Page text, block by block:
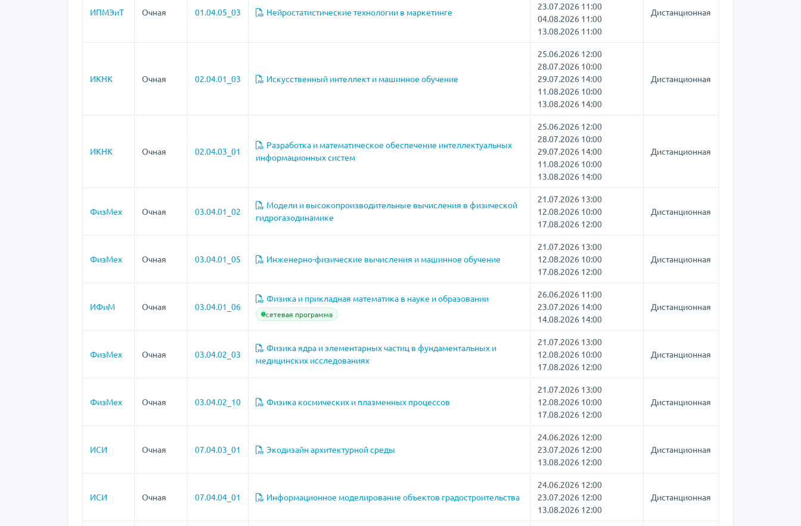
ИПМЭиТ Очная 01.04.05_03 Нейростатистические технологии в маркетинге
23.07.2026 11:00
04.08.2026 11:00
13.08.2026 11:00
Дистанционная
ИКНК Очная 02.04.01_03 Искусственный интеллект и машинное обучение
25.06.2026 12:00
28.07.2026 10:00
29.07.2026 14:00
11.08.2026 10:00
13.08.2026 14:00
Дистанционная
ИКНК Очная 02.04.03_01
Разработка и математическое обеспечение интеллектуальных
информационных систем
25.06.2026 12:00
28.07.2026 10:00
29.07.2026 14:00
11.08.2026 10:00
13.08.2026 14:00
Дистанционная
ФизМех Очная 03.04.01_02
Модели и высокопроизводительные вычисления в физической
гидрогазодинамике
21.07.2026 13:00
12.08.2026 10:00
17.08.2026 12:00
Дистанционная
ФизМех Очная 03.04.01_05 Инженерно-физические вычисления и машинное обучение
21.07.2026 13:00
12.08.2026 10:00
17.08.2026 12:00
Дистанционная
ИФиМ Очная 03.04.01_06
Физика и прикладная математика в науке и образовании
сетевая программа
26.06.2026 11:00
23.07.2026 14:00
14.08.2026 14:00
Дистанционная
ФизМех Очная 03.04.02_03
Физика ядра и элементарных частиц в фундаментальных и
медицинских исследованиях
21.07.2026 13:00
12.08.2026 10:00
17.08.2026 12:00
Дистанционная
ФизМех Очная 03.04.02_10 Физика космических и плазменных процессов
21.07.2026 13:00
12.08.2026 10:00
17.08.2026 12:00
Дистанционная
ИСИ Очная 07.04.03_01 Экодизайн архитектурной среды
24.06.2026 12:00
23.07.2026 12:00
13.08.2026 12:00
Дистанционная
ИСИ Очная 07.04.04_01 Информационное моделирование объектов градостроительства
24.06.2026 12:00
23.07.2026 12:00
13.08.2026 12:00
Дистанционная